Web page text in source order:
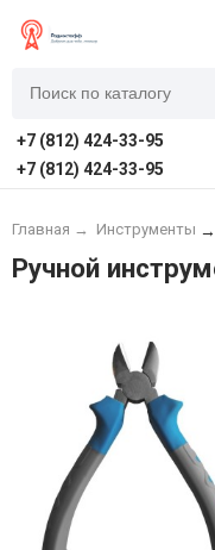
+7 (812) 424-33-95
+7 (812) 424-33-95
Главная → Инструменты →
Ручной